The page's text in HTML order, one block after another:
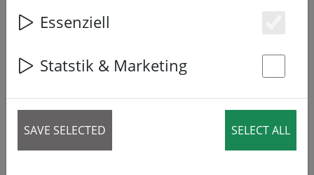
Essenziell
Statstik & Marketing
SAVE SELECTED SELECT ALL